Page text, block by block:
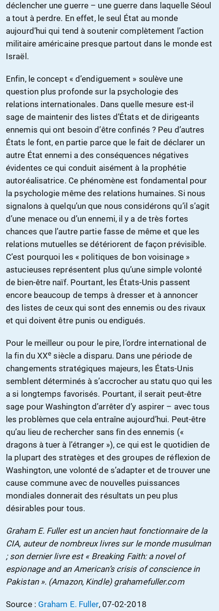
déclencher une guerre – une guerre dans laquelle Séoul
a tout à perdre. En effet, le seul État au monde
aujourd’hui qui tend à soutenir complètement l’action
militaire américaine presque partout dans le monde est
Israël.
Enfin, le concept « d’endiguement » soulève une
question plus profonde sur la psychologie des
relations internationales. Dans quelle mesure est-il
sage de maintenir des listes d’États et de dirigeants
ennemis qui ont besoin d’être confinés ? Peu d’autres
États le font, en partie parce que le fait de déclarer un
autre État ennemi a des conséquences négatives
évidentes ce qui conduit aisément à la prophétie
autoréalisatrice. Ce phénomène est fondamental pour
la psychologie même des relations humaines. Si nous
signalons à quelqu’un que nous considérons qu’il s’agit
d’une menace ou d’un ennemi, il y a de très fortes
chances que l’autre partie fasse de même et que les
relations mutuelles se détériorent de façon prévisible.
C’est pourquoi les « politiques de bon voisinage »
astucieuses représentent plus qu’une simple volonté
de bien-être naïf. Pourtant, les États-Unis passent
encore beaucoup de temps à dresser et à annoncer
des listes de ceux qui sont des ennemis ou des rivaux
et qui doivent être punis ou endigués.
Pour le meilleur ou pour le pire, l’ordre international de
la fin du XXe siècle a disparu. Dans une période de
changements stratégiques majeurs, les États-Unis
semblent déterminés à s’accrocher au statu quo qui les
a si longtemps favorisés. Pourtant, il serait peut-être
sage pour Washington d’arrêter d’y aspirer – avec tous
les problèmes que cela entraîne aujourd’hui. Peut-être
qu’au lieu de rechercher sans fin des ennemis («
dragons à tuer à l’étranger »), ce qui est le quotidien de
la plupart des stratèges et des groupes de réflexion de
Washington, une volonté de s’adapter et de trouver une
cause commune avec de nouvelles puissances
mondiales donnerait des résultats un peu plus
désirables pour tous.
Graham E. Fuller est un ancien haut fonctionnaire de la
CIA, auteur de nombreux livres sur le monde musulman
; son dernier livre est « Breaking Faith: a novel of
espionage and an American’s crisis of conscience in
Pakistan ». (Amazon, Kindle) grahamefuller.com
Source : Graham E. Fuller, 07-02-2018